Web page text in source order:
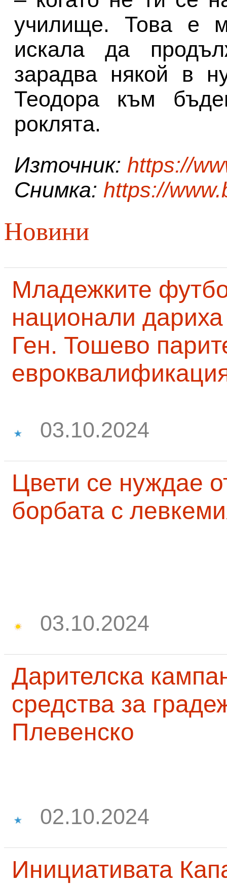
училище. Това е
искала да
зарадва някой в
Теодора към
роклята.
Източник: https://
Снимка: https://
Новини
Младежките
национали
Ген. Тошево
03.10.2024
Цвети се нуждае
борбата с
03.10.2024
Дарителска
средства за
Плевенско
02.10.2024
Инициативата